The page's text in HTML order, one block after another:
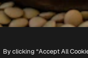
By clicking “Accept All